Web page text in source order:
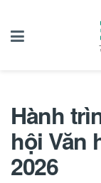
Hành
hội Văn
2026